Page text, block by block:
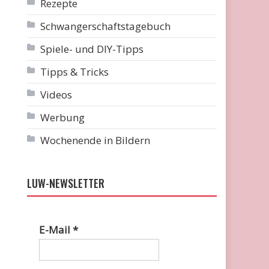
Rezepte
Schwangerschaftstagebuch
Spiele- und DIY-Tipps
Tipps & Tricks
Videos
Werbung
Wochenende in Bildern
LUW-NEWSLETTER
E-Mail*